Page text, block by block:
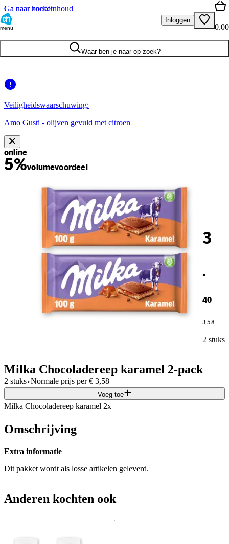
Ga naar hoofdinhoud
Ga naar zoeken
menu
Inloggen
0.00
Waar ben je naar op zoek?
Veiligheidswaarschuwing:
Amo Gusti - olijven gevuld met citroen
online
5%volumevoordeel
3
.
40
3.58
2 stuks
Milka Chocoladereep karamel 2-pack
2 stuks·Normale prijs per € 3,58
Voeg toe
Milka Chocoladereep karamel 2x
Omschrijving
Extra informatie
Dit pakket wordt als losse artikelen geleverd.
Anderen kochten ook